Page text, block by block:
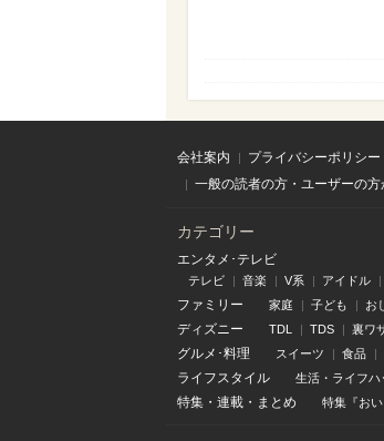
会社案内 プライバシーポリシー
一般の読者の方・ユーザーの
カテゴリー
エンタメ･テレビ
テレビ 音楽 V系 アイドル
ファミリー 家庭 子ども お
ディズニー TDL TDS 裏ワ
グルメ･料理 スイーツ 食品
ライフスタイル 生活・ライフハ
特集 ・ 連載 ・ まとめ 特集『おい